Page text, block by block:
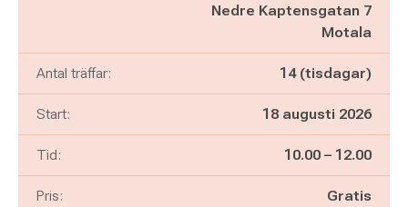
Nedre Kaptensgatan 7
Motala
Antal träffar: 14 (tisdagar)
Start: 18 augusti 2026
Tid: Pågår mellan
10.00 – och
12.00
Pris: Gratis